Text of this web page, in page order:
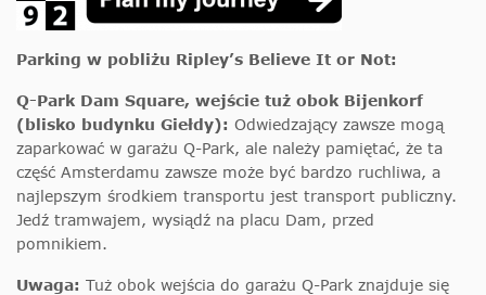
Parking w pobliżu Ripley’s Believe It or Not:
Q-Park Dam Square, wejście tuż obok Bijenkorf
(blisko budynku Giełdy): Odwiedzający zawsze mogą
zaparkować w garażu Q-Park, ale należy pamiętać, że ta
część Amsterdamu zawsze może być bardzo ruchliwa, a
najlepszym środkiem transportu jest transport publiczny.
Jedź tramwajem, wysiądź na placu Dam, przed
pomnikiem.
Uwaga: Tuż obok wejścia do garażu Q-Park znajduje się